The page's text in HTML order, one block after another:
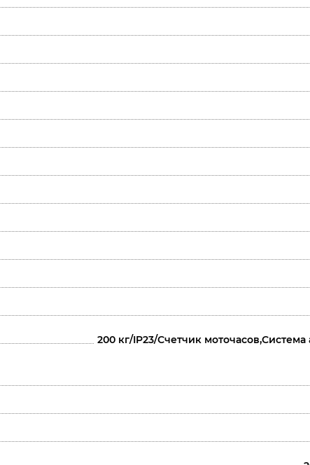
200 кг/IP23/Счетчик